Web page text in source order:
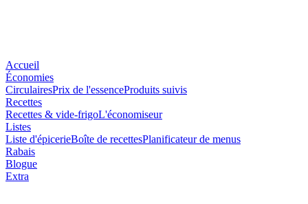
Accueil
Économies
CirculairesPrix de l'essenceProduits suivis
Recettes
Recettes & vide-frigoL'économiseur
Listes
Liste d'épicerieBoîte de recettesPlanificateur de menus
Rabais
Blogue
Extra